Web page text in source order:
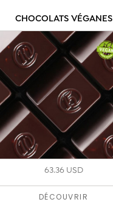
CHOCOLATS VÉGANES
63.36 USD
DÉCOUVRIR